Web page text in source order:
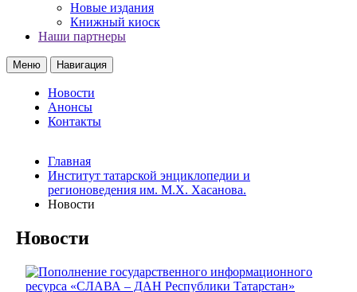
Новые издания
Книжный киоск
Наши партнеры
Меню Навигация
Новости
Анонсы
Контакты
Главная
Институт татарской энциклопедии и
регионоведения им. М.Х. Хасанова.
Новости
Новости